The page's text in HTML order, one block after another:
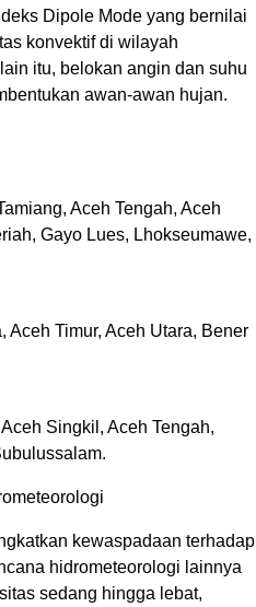
Dipole Mode yang bernilai
konvektif di wilayah
itu, belokan angin dan suhu
awan-awan hujan.
Aceh Tengah, Aceh
Gayo Lues, Lhokseumawe,
Aceh Timur, Aceh Utara, Bener
Singkil, Aceh Tengah,
kewaspadaan terhadap
hidrometeorologi lainnya
sedang hingga lebat,